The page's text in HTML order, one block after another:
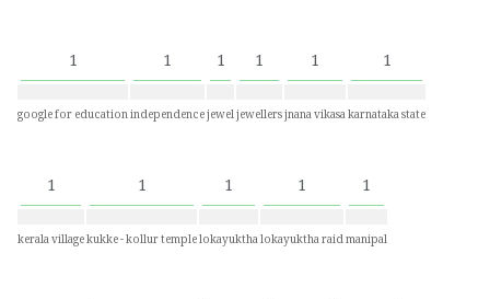
1
google for education
1
independence
1
jewel
1
jewellers
1
jnana vikasa
1
karnataka state
1
kerala village
1
kukke - kollur temple
1
lokayuktha
1
lokayuktha raid
1
manipal